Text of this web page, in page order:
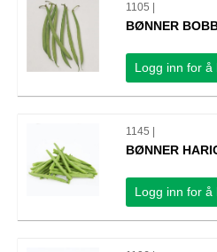
1105 |
BØNNER
Logg inn for å
1145 |
BØNNER
Logg inn for å